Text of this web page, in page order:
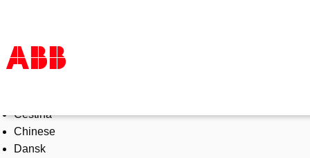
Products & Solutions
Industries
Services
Čeština
Chinese
Dansk